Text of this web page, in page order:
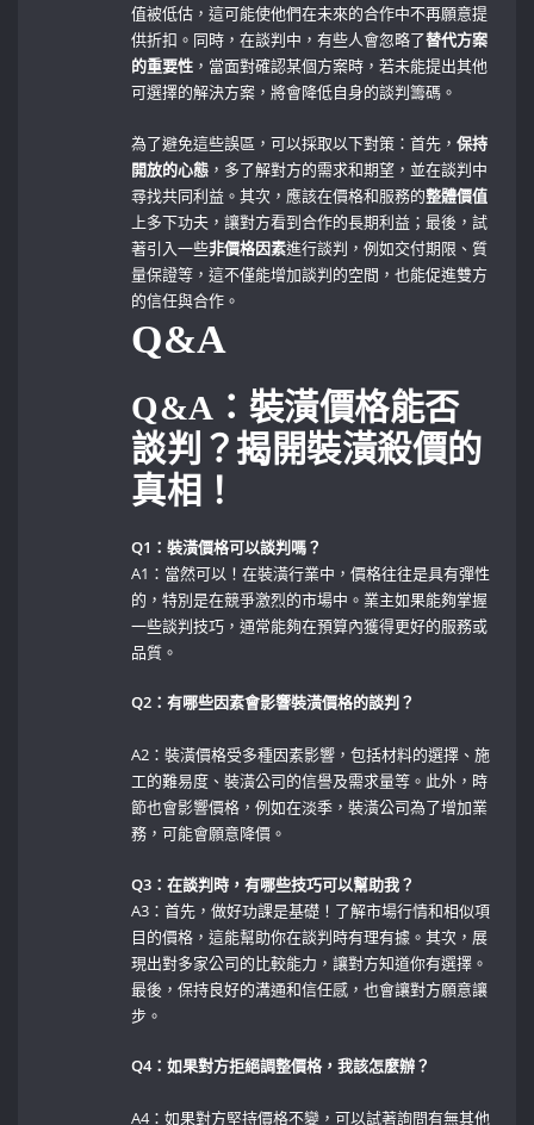
值被低估，這可能使他們在未來的合作中不再願意提
供折扣。同時，在談判中，有些人會忽略了替代方案
的重要性 ，當面對確認某個方案時，若未能提出其他
可選擇的解決方案，將會降低自身的談判籌碼。
為了避免這些誤區，可以採取以下對策：首先，保持
開放的心態 ，多了解對方的需求和期望，並在談判中
尋找共同利益。其次，應該在價格和服務的整體價值
上多下功夫，讓對方看到合作的長期利益；最後，試
著引入一些非價格因素進行談判，例如交付期限、質
量保證等，這不僅能增加談判的空間，也能促進雙方
的信任與合作。
Q&A
Q&A：裝潢價格能否
談判？揭開裝潢殺價的
真相！
Q1：裝潢價格可以談判嗎？
A1：當然可以！在裝潢行業中，價格往往是具有彈性
的，特別是在競爭激烈的市場中。業主如果能夠掌握
一些談判技巧，通常能夠在預算內獲得更好的服務或
品質。
Q2：有哪些因素會影響裝潢價格的談判？
A2：裝潢價格受多種因素影響，包括材料的選擇、施
工的難易度、裝潢公司的信譽及需求量等。此外，時
節也會影響價格，例如在淡季，裝潢公司為了增加業
務，可能會願意降價。
Q3：在談判時，有哪些技巧可以幫助我？
A3：首先，做好功課是基礎！了解市場行情和相似項
目的價格，這能幫助你在談判時有理有據。其次，展
現出對多家公司的比較能力，讓對方知道你有選擇。
最後，保持良好的溝通和信任感，也會讓對方願意讓
步。
Q4：如果對方拒絕調整價格，我該怎麼辦？
A4：如果對方堅持價格不變，可以試著詢問有無其他